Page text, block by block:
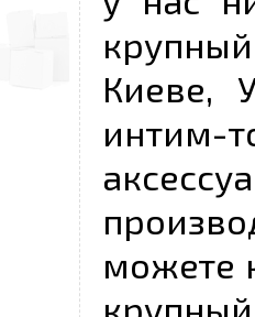
Киеве,
можете